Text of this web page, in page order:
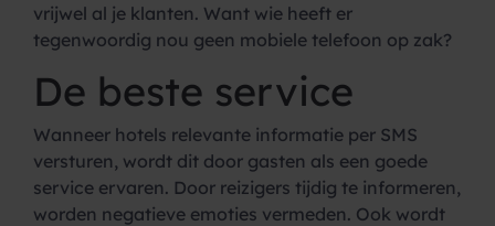
vrijwel al je klanten. Want wie heeft er
tegenwoordig nou geen mobiele telefoon op zak?
De beste service
Wanneer hotels relevante informatie per SMS
versturen, wordt dit door gasten als een goede
service ervaren. Door reizigers tijdig te informeren,
worden negatieve emoties vermeden. Ook wordt